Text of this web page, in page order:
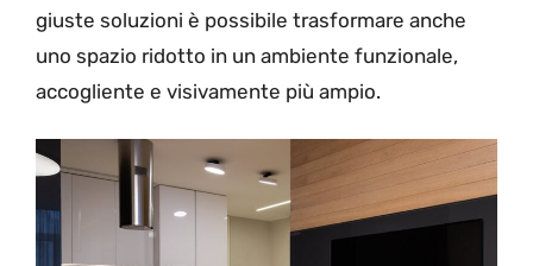
giuste soluzioni è possibile trasformare anche
uno spazio ridotto in un ambiente funzionale,
accogliente e visivamente più ampio.